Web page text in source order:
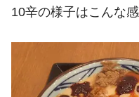
10辛の様子はこんな感